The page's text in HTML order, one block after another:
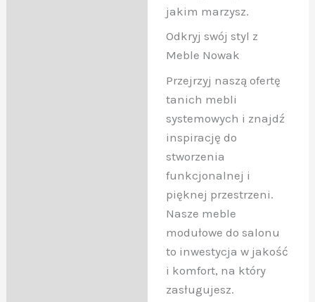
jakim marzysz.
Odkryj swój styl z
Meble Nowak
Przejrzyj naszą ofertę
tanich mebli
systemowych i znajdź
inspirację do
stworzenia
funkcjonalnej i
pięknej przestrzeni.
Nasze meble
modułowe do salonu
to inwestycja w jakość
i komfort, na który
zasługujesz.